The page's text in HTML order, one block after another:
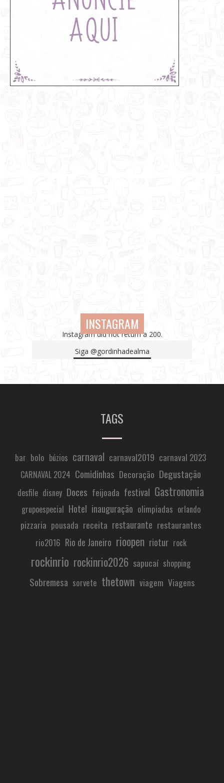
INSTAGRAM
Instagram did not return a 200.
Siga @gordinhadealma
TAGS
bar bolo búzios carnaval carnaval2019 carnaval 2023
CARNAVAL 2024 Comidinhas Decoração Degustação
desfile disney Doces feijoada festival Gastronomia
grupoespecial Hotel inauguração olimpiadas orlando
pizzaria pousada receita restaurante restaurantes
rio2016 Rio de Janeiro rioopen riotur rock
rockinrio rockinrio2026 sapucaí shopping
Sobremesa sorvete thetown viagem Viagens